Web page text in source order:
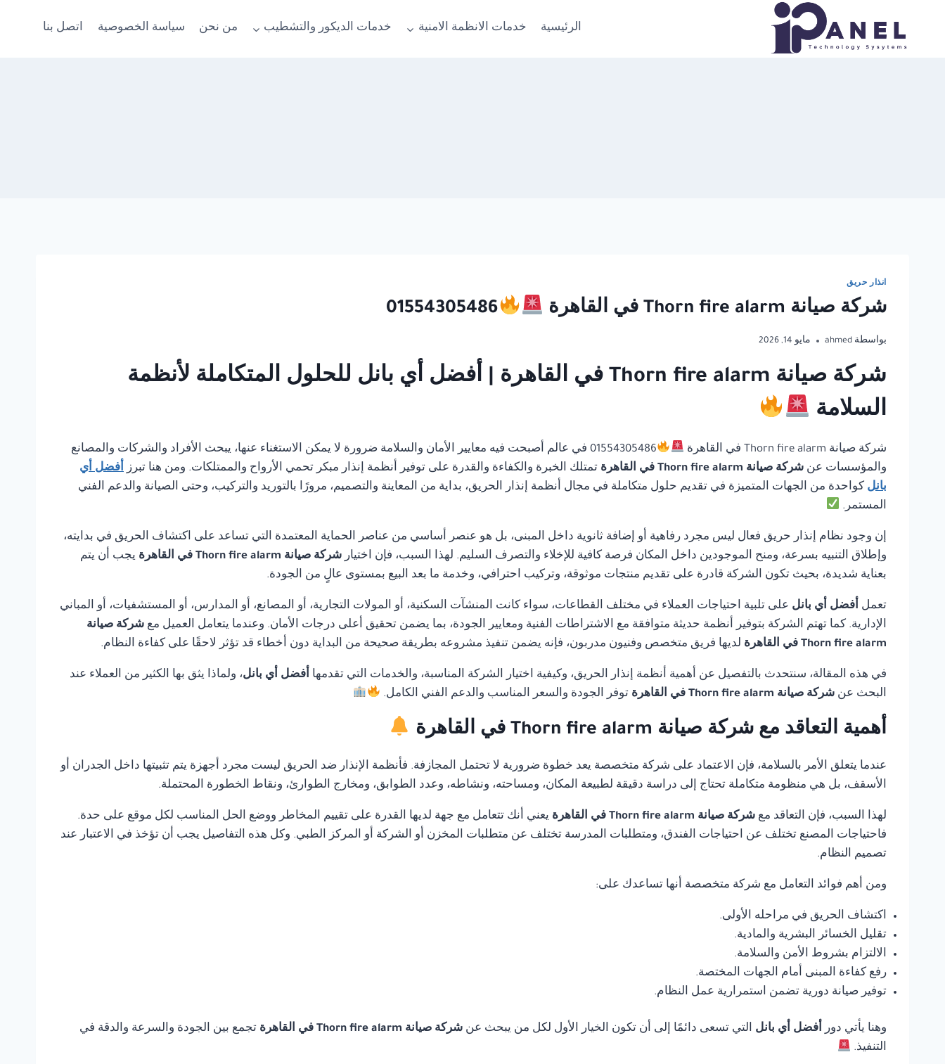
المحتوى
الرئيسية خدمات الانظمة الامنية خدمات الديكور والتشطيب من نحن سياسة الخصوصية اتصل بنا
انذار حريق
شركة صيانة Thorn fire alarm في القاهرة 01554305486
بواسطة ahmed مايو 14, 2026
شركة صيانة Thorn fire alarm في القاهرة | أفضل أي بانل للحلول المتكاملة لأنظمة
السلامة
شركة صيانة Thorn fire alarm في القاهرة
01554305486 في عالم أصبحت فيه معايير الأمان والسلامة ضرورة لا يمكن الاستغناء عنها، يبحث الأفراد والشركات والمصانع
والمؤسسات عن شركة صيانة Thorn fire alarm في القاهرة تمتلك الخبرة والكفاءة والقدرة على توفير أنظمة إنذار مبكر تحمي الأرواح والممتلكات. ومن هنا تبرز أفضل أي
بانل كواحدة من الجهات المتميزة في تقديم حلول متكاملة في مجال أنظمة إنذار الحريق، بداية من المعاينة والتصميم، مرورًا بالتوريد والتركيب، وحتى الصيانة والدعم الفني
المستمر.
إن وجود نظام إنذار حريق فعال ليس مجرد رفاهية أو إضافة ثانوية داخل المبنى، بل هو عنصر أساسي من عناصر الحماية المعتمدة التي تساعد على اكتشاف الحريق في بدايته،
وإطلاق التنبيه بسرعة، ومنح الموجودين داخل المكان فرصة كافية للإخلاء والتصرف السليم. لهذا السبب، فإن اختيار شركة صيانة Thorn fire alarm في القاهرة
يجب أن يتم
بعناية شديدة، بحيث تكون الشركة قادرة على تقديم منتجات موثوقة، وتركيب احترافي، وخدمة ما بعد البيع بمستوى عالٍ من الجودة.
تعمل أفضل أي بانل على تلبية احتياجات العملاء في مختلف القطاعات، سواء كانت المنشآت السكنية، أو المولات التجارية، أو المصانع، أو المدارس، أو المستشفيات، أو المباني
الإدارية. كما تهتم الشركة بتوفير أنظمة حديثة متوافقة مع الاشتراطات الفنية ومعايير الجودة، بما يضمن تحقيق أعلى درجات الأمان. وعندما يتعامل العميل مع شركة صيانة
Thorn fire alarm في القاهرة
لديها فريق متخصص وفنيون مدربون، فإنه يضمن تنفيذ مشروعه بطريقة صحيحة من البداية دون أخطاء قد تؤثر لاحقًا على كفاءة النظام.
في هذه المقالة، سنتحدث بالتفصيل عن أهمية أنظمة إنذار الحريق، وكيفية اختيار الشركة المناسبة، والخدمات التي تقدمها أفضل أي بانل، ولماذا يثق بها الكثير من العملاء عند
البحث عن شركة صيانة Thorn fire alarm في القاهرة توفر الجودة والسعر المناسب والدعم الفني الكامل.
أهمية التعاقد مع شركة صيانة Thorn fire alarm في القاهرة
عندما يتعلق الأمر بالسلامة، فإن الاعتماد على شركة متخصصة يعد خطوة ضرورية لا تحتمل المجازفة. فأنظمة الإنذار ضد الحريق ليست مجرد أجهزة يتم تثبيتها داخل الجدران أو
الأسقف، بل هي منظومة متكاملة تحتاج إلى دراسة دقيقة لطبيعة المكان، ومساحته، ونشاطه، وعدد الطوابق، ومخارج الطوارئ، ونقاط الخطورة المحتملة.
لهذا السبب، فإن التعاقد مع شركة صيانة Thorn fire alarm في القاهرة
يعني أنك تتعامل مع جهة لديها القدرة على تقييم المخاطر ووضع الحل المناسب لكل موقع على حدة.
فاحتياجات المصنع تختلف عن احتياجات الفندق، ومتطلبات المدرسة تختلف عن متطلبات المخزن أو الشركة أو المركز الطبي. وكل هذه التفاصيل يجب أن تؤخذ في الاعتبار عند
تصميم النظام.
ومن أهم فوائد التعامل مع شركة متخصصة أنها تساعدك على:
اكتشاف الحريق في مراحله الأولى.
تقليل الخسائر البشرية والمادية.
الالتزام بشروط الأمن والسلامة.
رفع كفاءة المبنى أمام الجهات المختصة.
توفير صيانة دورية تضمن استمرارية عمل النظام.
وهنا يأتي دور أفضل أي بانل التي تسعى دائمًا إلى أن تكون الخيار الأول لكل من يبحث عن شركة صيانة Thorn fire alarm في القاهرة
تجمع بين الجودة والسرعة والدقة في
التنفيذ.